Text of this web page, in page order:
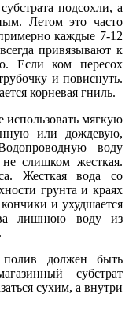
подсохли, а
Летом это часто
каждые 7-12
привязывают к
Если ком пересох
и повиснуть.
корневая гниль.
использовать мягкую
или дождевую,
воду
слишком жесткая.
Жесткая вода со
грунта и краях
и ухудшается
лишнюю воду из
должен быть
субстрат
сухим, а внутри